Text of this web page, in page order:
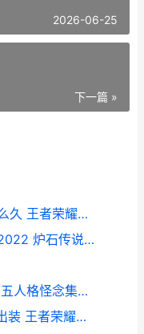
2026-06-25
下一篇 »
王者荣耀荣耀：寒霜侵袭改版这么久 王者荣耀荣耀之章
炉石传说控制法师绝顶卡组主推2022 炉石传说控制法2020
第五人格怪念集啥子时候上线 第五人格怪念集有园丁吗
王者荣耀荣耀S26边路张飞如何出装 王者荣耀荣耀战区怎么修改别的地区